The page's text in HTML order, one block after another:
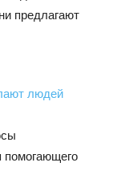
предлагают
людей
помогающего